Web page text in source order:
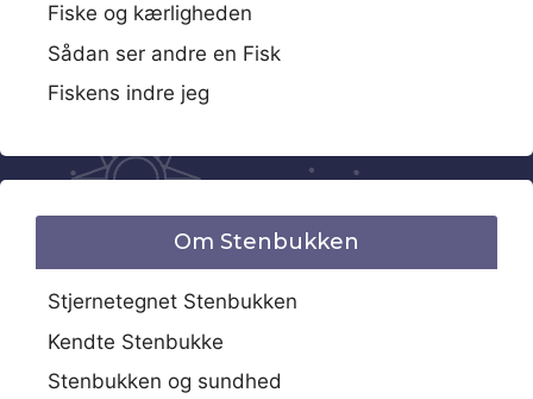
Fiske og kærligheden
Sådan ser andre en Fisk
Fiskens indre jeg
Om Stenbukken
Stjernetegnet Stenbukken
Kendte Stenbukke
Stenbukken og sundhed